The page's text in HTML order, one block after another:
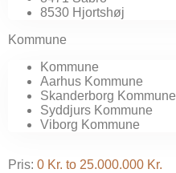
8530 Hjortshøj
Kommune
Kommune
Aarhus Kommune
Skanderborg Kommune
Syddjurs Kommune
Viborg Kommune
Pris: 0 Kr. to 25.000.000 Kr.